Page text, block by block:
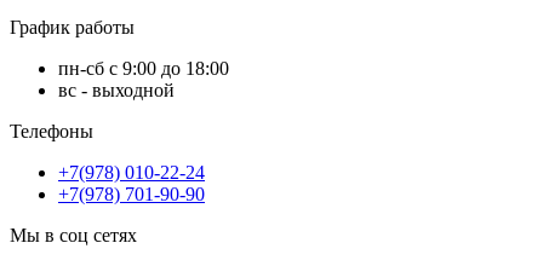
График работы
пн-сб с 9:00 до 18:00
вс - выходной
Телефоны
+7(978) 010-22-24
+7(978) 701-90-90
Мы в соц сетях